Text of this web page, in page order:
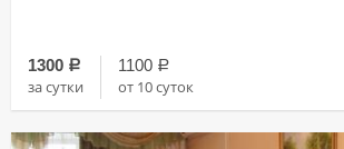
1300 a
за сутки
1100 a
от 10 суток